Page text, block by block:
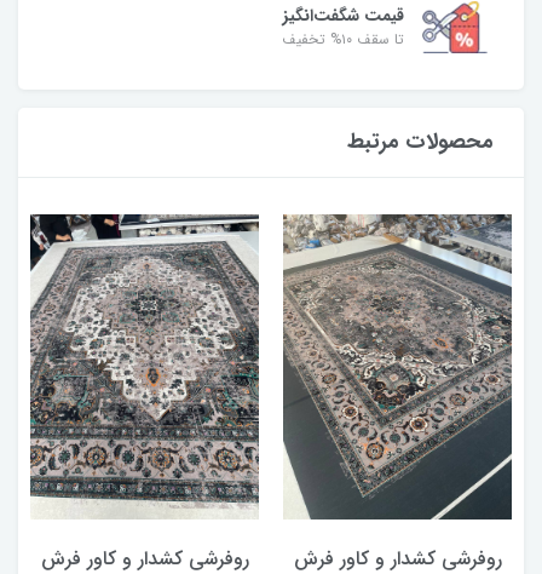
قیمت شگفت‌انگیز
تا سقف ۱۰% تخفیف
محصولات مرتبط
روفرشی کشدار و کاور فرش
روفرشی کشدار و کاور فرش